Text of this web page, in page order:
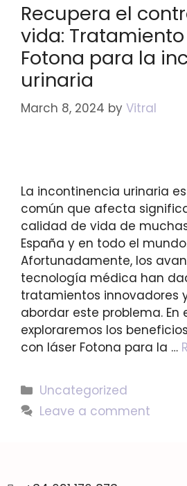
Recupera el
vida:
Fotona para la
urinaria
March 8, 2024 by Vitral
La incontinencia urinaria
común que afecta
calidad de vida de
España y en todo el
Afortunadamente, los
tecnología médica han
tratamientos innovadores
abordar este problema. En
exploraremos los
con láser Fotona para la …
Uncategorized
Leave a comment